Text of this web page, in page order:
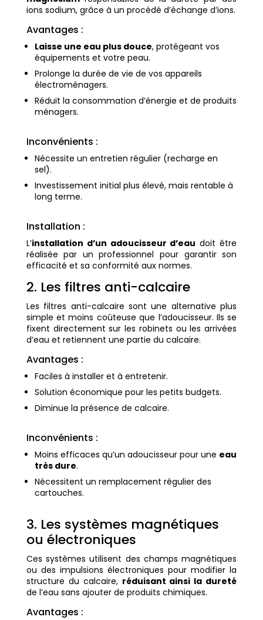
ions sodium, grâce à un procédé d’échange d’ions.
Avantages :
Laisse une eau plus douce, protégeant vos
équipements et votre peau.
Prolonge la durée de vie de vos appareils
électroménagers.
Réduit la consommation d’énergie et de produits
ménagers.
Inconvénients :
Nécessite un entretien régulier (recharge en
sel).
Investissement initial plus élevé, mais rentable à
long terme.
Installation :
L’installation d’un adoucisseur d’eau doit être
réalisée par un professionnel pour garantir son
efficacité et sa conformité aux normes.
2. Les filtres anti-calcaire
Les filtres anti-calcaire sont une alternative plus
simple et moins coûteuse que l’adoucisseur. Ils se
fixent directement sur les robinets ou les arrivées
d’eau et retiennent une partie du calcaire.
Avantages :
Faciles à installer et à entretenir.
Solution économique pour les petits budgets.
Diminue la présence de calcaire.
Inconvénients :
Moins efficaces qu’un adoucisseur pour une eau
très dure.
Nécessitent un remplacement régulier des
cartouches.
3. Les systèmes magnétiques
ou électroniques
Ces systèmes utilisent des champs magnétiques
ou des impulsions électroniques pour modifier la
structure du calcaire, réduisant ainsi la dureté
de l’eau sans ajouter de produits chimiques.
Avantages :